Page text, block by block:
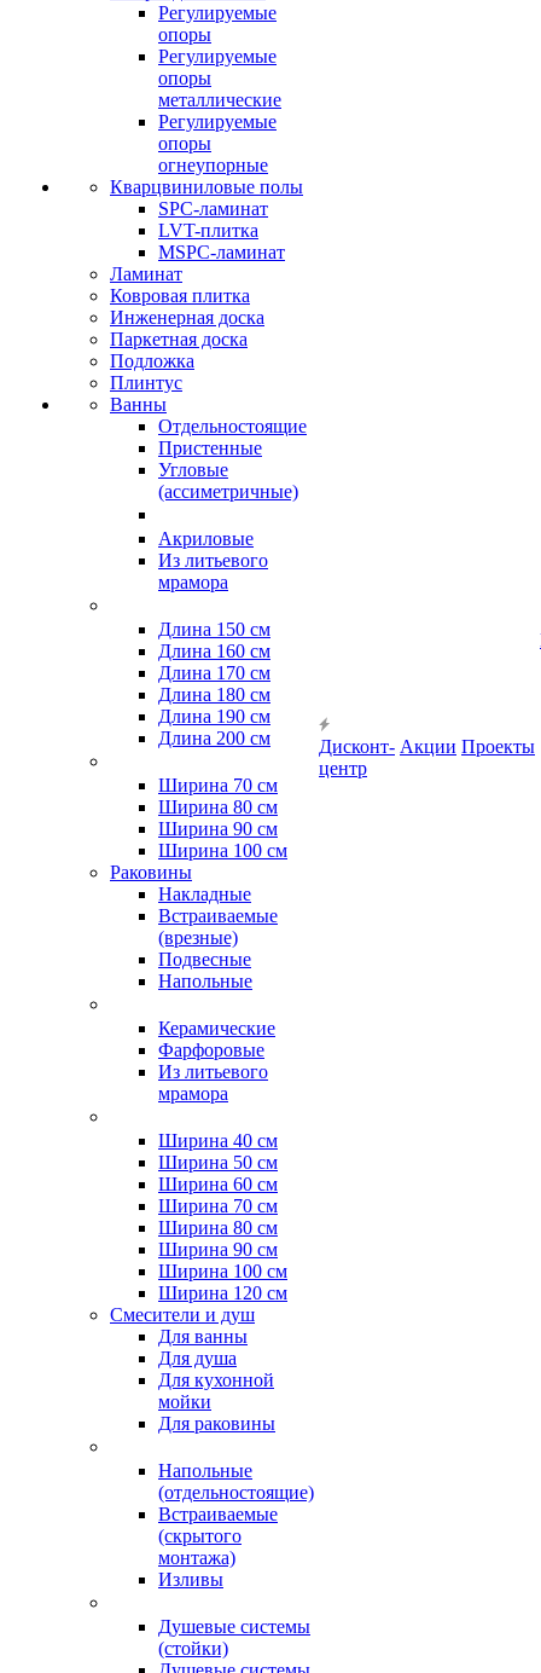
Регулируемые
опоры
Регулируемые
опоры
металлические
Регулируемые
опоры
огнеупорные
Кварцвиниловые полы
SPC-ламинат
LVT-плитка
MSPC-ламинат
Ламинат
Ковровая плитка
Инженерная доска
Паркетная доска
Подложка
Плинтус
Ванны
Отдельностоящие
Пристенные
Угловые
(ассиметричные)
Акриловые
Из литьевого
мрамора
Длина 150 см
Длина 160 см
Длина 170 см
Длина 180 см
Длина 190 см
Длина 200 см
Ширина 70 см
Ширина 80 см
Ширина 90 см
Ширина 100 см
Раковины
Накладные
Встраиваемые
(врезные)
Подвесные
Напольные
Керамические
Фарфоровые
Из литьевого
мрамора
Ширина 40 см
Ширина 50 см
Ширина 60 см
Ширина 70 см
Ширина 80 см
Ширина 90 см
Ширина 100 см
Ширина 120 см
Смесители и душ
Для ванны
Для душа
Для кухонной
мойки
Для раковины
Напольные
(отдельностоящие)
Встраиваемые
(скрытого
монтажа)
Изливы
Душевые системы
(стойки)
Дисконт-
центр
Акции Проекты